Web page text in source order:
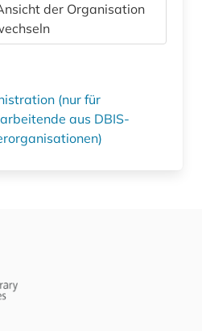
der Organisation
(nur für
aus DBIS-